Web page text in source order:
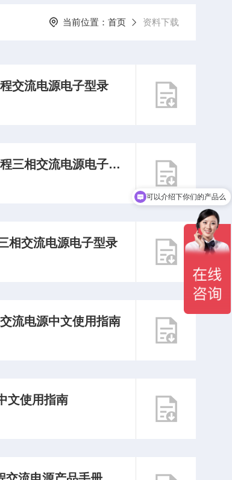
当前位置： 首页 资料下载
交流电源电子型录
相交流电源电子型录
相交流电源电子型录
流电源中文使用指南
文使用指南
可以介绍下你们的产品么